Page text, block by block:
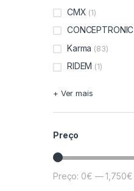
CMX (1)
CONCEPTRONIC
Karma (83)
RIDEM (1)
+ Ver mais
Preço
Preço mínimo
Preço máximo
Preço: 0€ —1,750€